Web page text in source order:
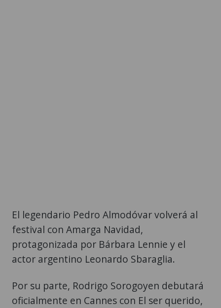
El legendario Pedro Almodóvar volverá al
festival con Amarga Navidad,
protagonizada por Bárbara Lennie y el
actor argentino Leonardo Sbaraglia.
Por su parte, Rodrigo Sorogoyen debutará
oficialmente en Cannes con El ser querido,